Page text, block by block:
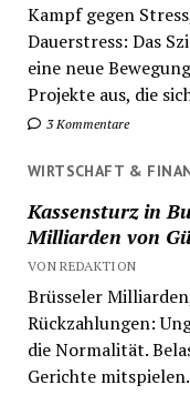
Kampf gegen
Dauerstress: Das
eine neue
Projekte aus, die
3 Kommentare
WIRTSCHAFT &
Kassensturz in
Milliarden von
VON REDAKTION
Brüsseler
Rückzahlungen:
die Normalität.
Gerichte